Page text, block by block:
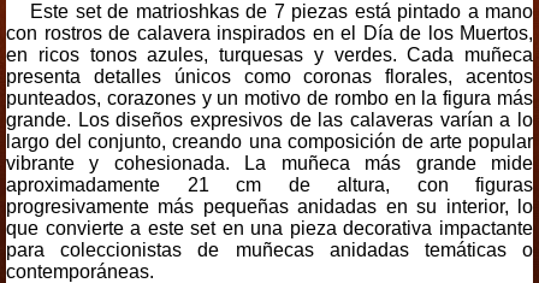
Este set de matrioshkas de 7 piezas está pintado a mano
con rostros de calavera inspirados en el Día de los Muertos,
en ricos tonos azules, turquesas y verdes. Cada muñeca
presenta detalles únicos como coronas florales, acentos
punteados, corazones y un motivo de rombo en la figura más
grande. Los diseños expresivos de las calaveras varían a lo
largo del conjunto, creando una composición de arte popular
vibrante y cohesionada. La muñeca más grande mide
aproximadamente 21 cm de altura, con figuras
progresivamente más pequeñas anidadas en su interior, lo
que convierte a este set en una pieza decorativa impactante
para coleccionistas de muñecas anidadas temáticas o
contemporáneas.